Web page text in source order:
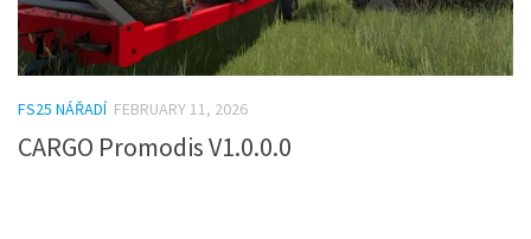
FS25 NÁŘADÍ FEBRUARY 11, 2026
CARGO Promodis V1.0.0.0